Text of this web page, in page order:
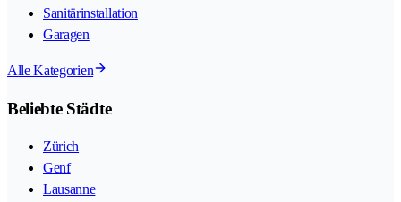
Sanitärinstallation
Garagen
Alle Kategorien
Beliebte Städte
Zürich
Genf
Lausanne